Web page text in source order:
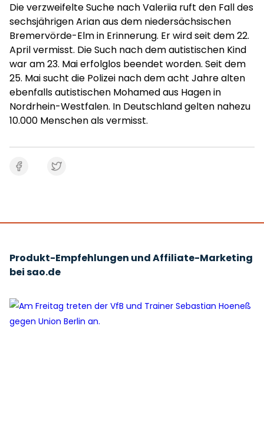
Die verzweifelte Suche nach Valeriia ruft den Fall des
sechsjährigen Arian aus dem niedersächsischen
Bremervörde-Elm in Erinnerung. Er wird seit dem 22.
April vermisst. Die Such nach dem autistischen Kind
war am 23. Mai erfolglos beendet worden. Seit dem
25. Mai sucht die Polizei nach dem acht Jahre alten
ebenfalls autistischen Mohamed aus Hagen in
Nordrhein-Westfalen. In Deutschland gelten nahezu
10.000 Menschen als vermisst.
Produkt-Empfehlungen und Affiliate-Marketing
bei sao.de